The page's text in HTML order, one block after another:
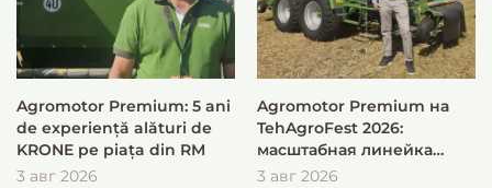
Agromotor Premium: 5 ani
de experiență alături de
KRONE pe piața din RM
3 авг 2026
Agromotor Premium на
TehAgroFest 2026:
масштабная линейка
KRONE для быстрой и
3 авг 2026